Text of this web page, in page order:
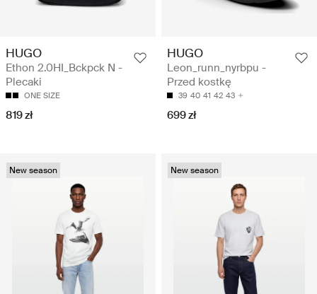
HUGO
Ethon 2.0HI_Bckpck N -
Plecaki
ONE SIZE
819 zł
HUGO
Leon_runn_nyrbpu -
Przed kostkę
39 40 41 42 43
699 zł
New season New season